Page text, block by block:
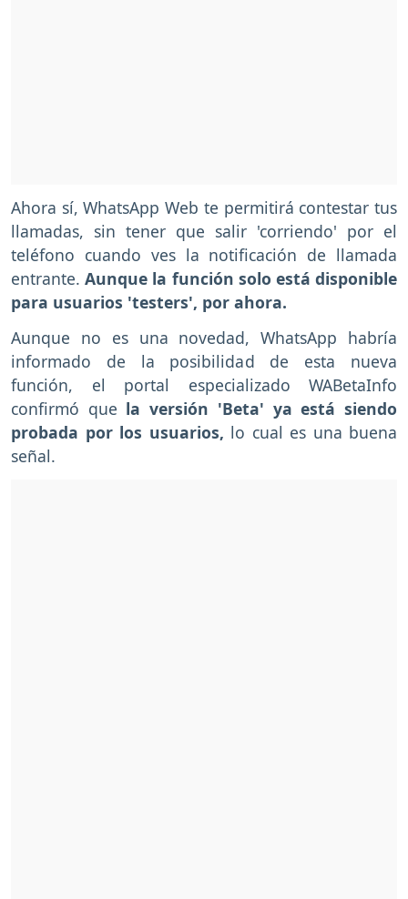
Ahora sí, WhatsApp Web te permitirá contestar tus
llamadas, sin tener que salir 'corriendo' por el
teléfono cuando ves la notificación de llamada
entrante.Aunque la función solo está disponible
para usuarios 'testers', por ahora.
Aunque no es una novedad, WhatsApp habría
informado de la posibilidad de esta nueva
función, el portal especializado WABetaInfo
confirmó que la versión 'Beta' ya está siendo
probada por los usuarios, lo cual es una buena
señal.